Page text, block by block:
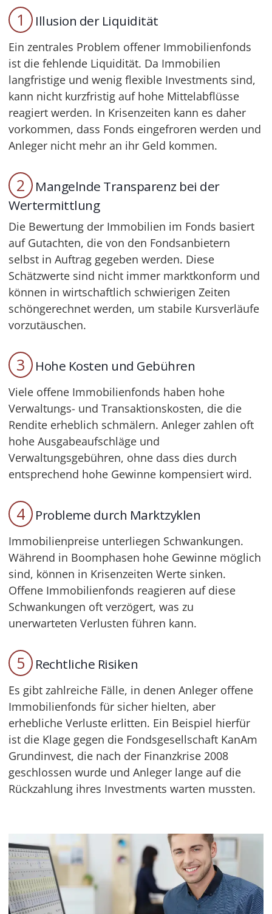
1 Illusion der Liquidität
Ein zentrales Problem offener Immobilienfonds
ist die fehlende Liquidität. Da Immobilien
langfristige und wenig flexible Investments sind,
kann nicht kurzfristig auf hohe Mittelabflüsse
reagiert werden. In Krisenzeiten kann es daher
vorkommen, dass Fonds eingefroren werden und
Anleger nicht mehr an ihr Geld kommen.
2 Mangelnde Transparenz bei der
Wertermittlung
Die Bewertung der Immobilien im Fonds basiert
auf Gutachten, die von den Fondsanbietern
selbst in Auftrag gegeben werden. Diese
Schätzwerte sind nicht immer marktkonform und
können in wirtschaftlich schwierigen Zeiten
schöngerechnet werden, um stabile Kursverläufe
vorzutäuschen.
3 Hohe Kosten und Gebühren
Viele offene Immobilienfonds haben hohe
Verwaltungs- und Transaktionskosten, die die
Rendite erheblich schmälern. Anleger zahlen oft
hohe Ausgabeaufschläge und
Verwaltungsgebühren, ohne dass dies durch
entsprechend hohe Gewinne kompensiert wird.
4 Probleme durch Marktzyklen
Immobilienpreise unterliegen Schwankungen.
Während in Boomphasen hohe Gewinne möglich
sind, können in Krisenzeiten Werte sinken.
Offene Immobilienfonds reagieren auf diese
Schwankungen oft verzögert, was zu
unerwarteten Verlusten führen kann.
5 Rechtliche Risiken
Es gibt zahlreiche Fälle, in denen Anleger offene
Immobilienfonds für sicher hielten, aber
erhebliche Verluste erlitten. Ein Beispiel hierfür
ist die Klage gegen die Fondsgesellschaft KanAm
Grundinvest, die nach der Finanzkrise 2008
geschlossen wurde und Anleger lange auf die
Rückzahlung ihres Investments warten mussten.